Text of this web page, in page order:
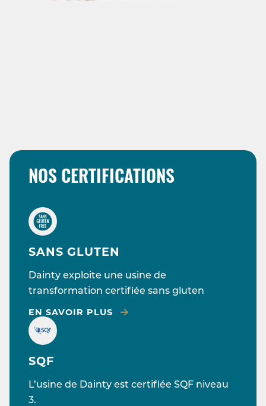
NOS CERTIFICATIONS
SANS GLUTEN
Dainty exploite une usine de
transformation certifiée sans gluten
EN SAVOIR PLUS
SQF
L’usine de Dainty est certifiée SQF niveau
3.